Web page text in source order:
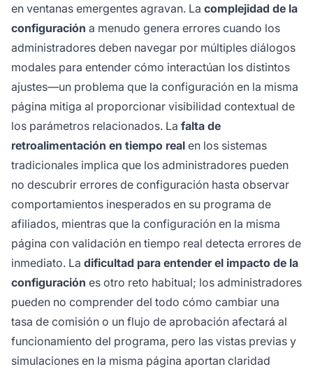
en ventanas emergentes agravan. La complejidad de la
configuración a menudo genera errores cuando los
administradores deben navegar por múltiples diálogos
modales para entender cómo interactúan los distintos
ajustes—un problema que la configuración en la misma
página mitiga al proporcionar visibilidad contextual de
los parámetros relacionados. La falta de
retroalimentación en tiempo real en los sistemas
tradicionales implica que los administradores pueden
no descubrir errores de configuración hasta observar
comportamientos inesperados en su programa de
afiliados, mientras que la configuración en la misma
página con validación en tiempo real detecta errores de
inmediato. La dificultad para entender el impacto de la
configuración es otro reto habitual; los administradores
pueden no comprender del todo cómo cambiar una
tasa de comisión o un flujo de aprobación afectará al
funcionamiento del programa, pero las vistas previas y
simulaciones en la misma página aportan claridad